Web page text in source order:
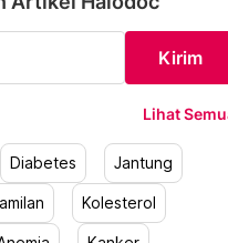
Kirim
Lihat
Diabetes Jantung
Kolesterol